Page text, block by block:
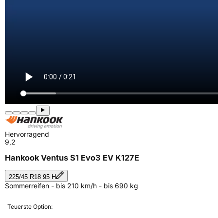
Hervorragend
9,2
Hankook Ventus S1 Evo3 EV K127E
225/45 R18 95 H
Sommerreifen - bis 210 km/h - bis 690 kg
Teuerste Option: